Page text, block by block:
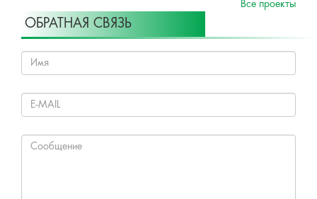
Все проекты
ОБРАТНАЯ СВЯЗЬ